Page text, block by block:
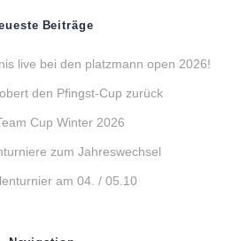
Beiträge
live bei den platzmann open 2026!
den Pfingst-Cup zurück
Cup Winter 2026
zum Jahreswechsel
am 04. / 05.10